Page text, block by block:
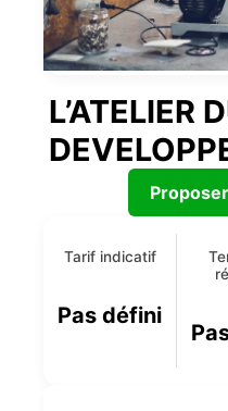
L’ATELIER
Tarif indicatif
Pas défini